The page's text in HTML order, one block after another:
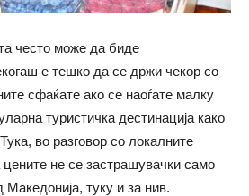
често може да биде
е тешко да се држи чекор со
сфаќате ако се наоѓате малку
туристичка дестинација како
во разговор со локалните
не се застрашувачки само
Македонија, туку и за нив.